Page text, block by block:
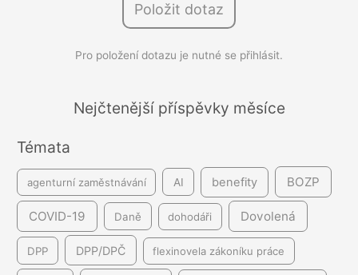
í
Položit dotaz
Pro položení dotazu je nutné se přihlásit.
Nejčtenější příspěvky měsíce
Témata
agenturní zaměstnávání AI benefity BOZP
COVID-19 Daně dohodáři Dovolená
DPP DPP/DPČ flexinovela zákoníku práce